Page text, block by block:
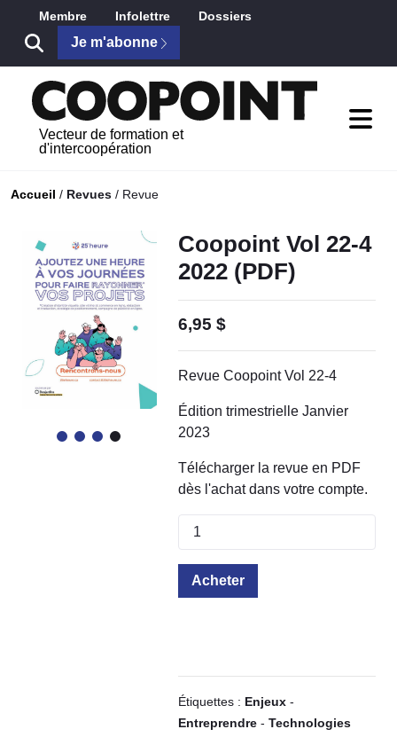
Saut au contenu principal
Membre Infolettre Dossiers
Je m'abonne
Vecteur de formation et
d'intercoopération
Accueil / Revues / Revue
Coopoint Vol 22-4
2022 (PDF)
6,95 $
Revue Coopoint Vol 22-4
Édition trimestrielle Janvier
2023
Télécharger la revue en PDF
dès l'achat dans votre compte.
Acheter
Étiquettes : Enjeux-
Entreprendre- Technologies